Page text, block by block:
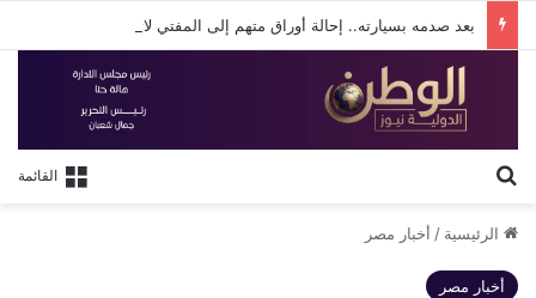
القائمة
الرئيسية / أخبار مصر
أخبار مصر